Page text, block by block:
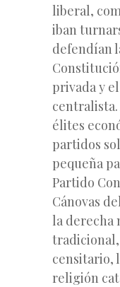
liberal,
iban
defendían
privada y
centralista.
élites
partidos
pequeña
Partido
Cánovas
la derecha
censitario,
religión